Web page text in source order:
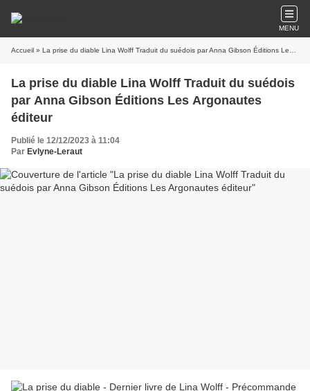
MENU
Accueil » La prise du diable Lina Wolff Traduit du suédois par Anna Gibson Éditions Les Argonautes éditeur
La prise du diable Lina Wolff Traduit du suédois
par Anna Gibson Éditions Les Argonautes
éditeur
Publié le 12/12/2023 à 11:04
Par Evlyne-Leraut